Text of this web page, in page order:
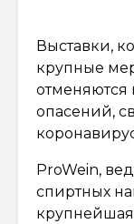
Выставки,
крупные
отменяются
опасений,
ProWein,
спиртных